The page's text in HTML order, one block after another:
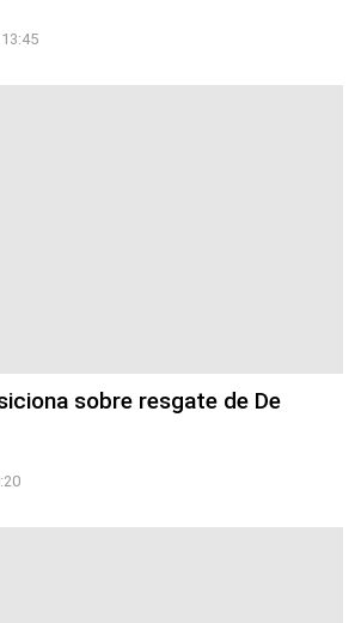
sobre resgate de De